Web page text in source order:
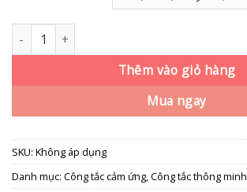
Công tắc Luto kính phẳng màu đen số lượng
Thêm vào giỏ hàng
Mua ngay
SKU: Không áp dụng
Danh mục: Công tắc cảm ứng,Công tắc thông minh